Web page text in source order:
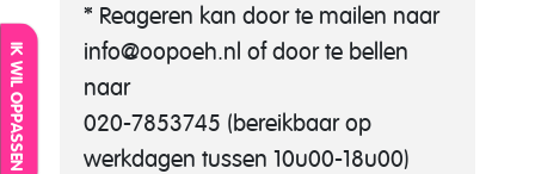
IK WIL OPPASSEN
* Reageren kan door te mailen naar
info@oopoeh.nl of door te bellen
naar
020-7853745 (bereikbaar op
werkdagen tussen 10u00-18u00)